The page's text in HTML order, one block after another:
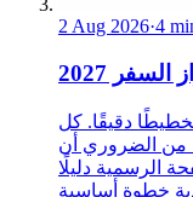
2 Aug 2026·4
2027
في عام 2027 يتطلب تخطيطًا دقيقًا. كل
من الضروري أن
الرسمية دليلًا
خطوة أساسية